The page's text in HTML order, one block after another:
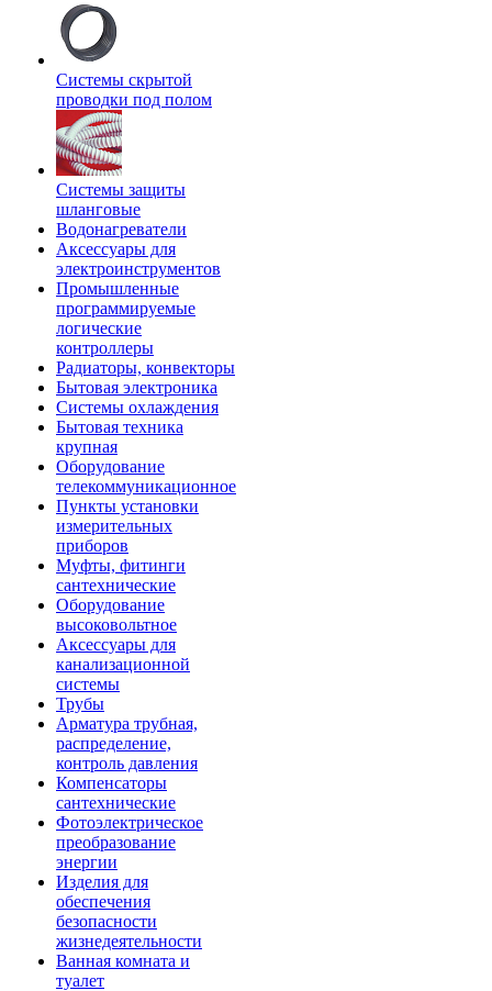
Системы скрытой
проводки под полом
Системы защиты
шланговые
Водонагреватели
Аксессуары для
электроинструментов
Промышленные
программируемые
логические
контроллеры
Радиаторы, конвекторы
Бытовая электроника
Системы охлаждения
Бытовая техника
крупная
Оборудование
телекоммуникационное
Пункты установки
измерительных
приборов
Муфты, фитинги
сантехнические
Оборудование
высоковольтное
Аксессуары для
канализационной
системы
Трубы
Арматура трубная,
распределение,
контроль давления
Компенсаторы
сантехнические
Фотоэлектрическое
преобразование
энергии
Изделия для
обеспечения
безопасности
жизнедеятельности
Ванная комната и
туалет